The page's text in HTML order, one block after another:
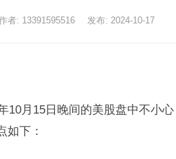
者: 13391595516 发布: 2024-10-17
10月15日晚间的美股盘中不小
如下：